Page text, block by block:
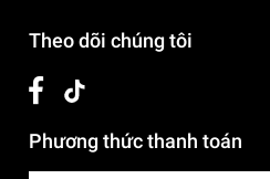
Theo dõi chúng tôi
Phương thức thanh toán